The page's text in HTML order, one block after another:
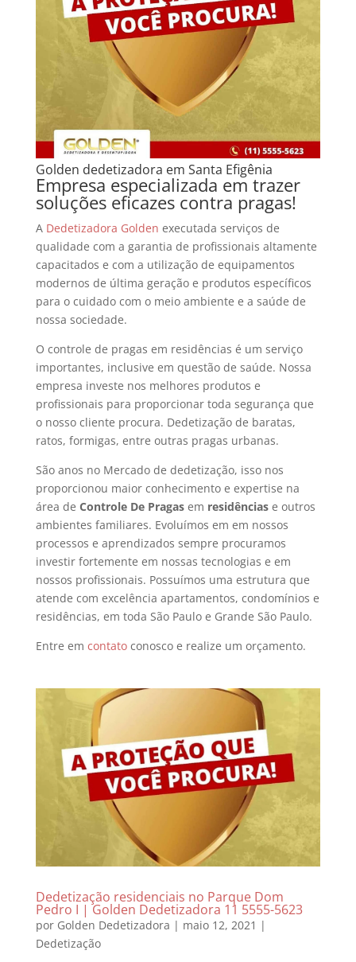
Golden dedetizadora em Santa Efigênia
Empresa especializada em trazer
soluções eficazes contra pragas!
A Dedetizadora Golden executada serviços de
qualidade com a garantia de profissionais altamente
capacitados e com a utilização de equipamentos
modernos de última geração e produtos específicos
para o cuidado com o meio ambiente e a saúde de
nossa sociedade.
O controle de pragas em residências é um serviço
importantes, inclusive em questão de saúde. Nossa
empresa investe nos melhores produtos e
profissionais para proporcionar toda segurança que
o nosso cliente procura. Dedetização de baratas,
ratos, formigas, entre outras pragas urbanas.
São anos no Mercado de dedetização, isso nos
proporcionou maior conhecimento e expertise na
área de Controle De Pragasem residências e outros
ambientes familiares. Evoluímos em em nossos
processos e aprendizados sempre procuramos
investir fortemente em nossas tecnologias e em
nossos profissionais. Possuímos uma estrutura que
atende com excelência apartamentos, condomínios e
residências, em toda São Paulo e Grande São Paulo.
Entre em contatoconosco e realize um orçamento.
Dedetização residenciais no Parque Dom
Pedro I | Golden Dedetizadora 11 5555-5623
por Golden Dedetizadora | maio 12, 2021 |
Dedetização